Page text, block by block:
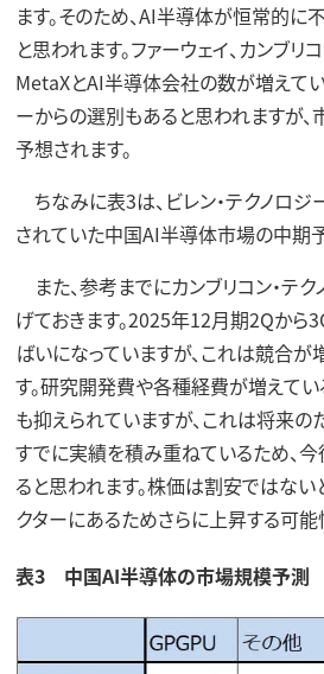
ます。そのため、AI半導体が恒常的に
と思われます。ファーウェイ、カンブリコ
MetaXとAI半導体会社の数が増えて
ーからの選別もあると思われますが
予想されます。
ちなみに表3は、ビレン・テクノロ
されていた中国AI半導体市場の中期
また、参考までにカンブリコン・テ
げておきます。2025年12月期2Qか
ばいになっていますが、これは競合
す。研究開発費や各種経費が増えて
も抑えられていますが、これは将来の
すでに実績を積み重ねているため、
ると思われます。株価は割安ではない
クターにあるためさらに上昇する可能
表3 中国AI半導体の市場規模予測